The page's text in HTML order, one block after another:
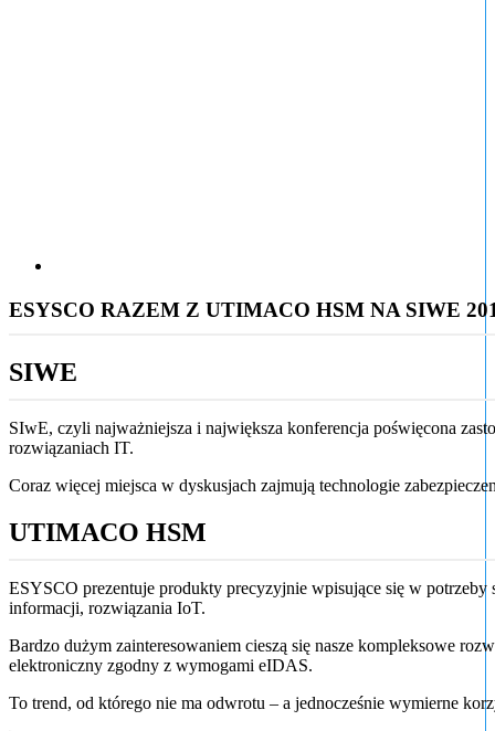
ESYSCO RAZEM Z UTIMACO HSM NA SIWE
SIWE
SIwE, czyli najważniejsza i największa konferencja poświęcona
rozwiązaniach IT.
Coraz więcej miejsca w dyskusjach zajmują technologie
UTIMACO HSM
ESYSCO prezentuje produkty precyzyjnie wpisujące się w potrzeby
informacji, rozwiązania IoT.
Bardzo dużym zainteresowaniem cieszą się nasze kompleksowe
elektroniczny zgodny z wymogami eIDAS.
To trend, od którego nie ma odwrotu – a jednocześnie wymierne